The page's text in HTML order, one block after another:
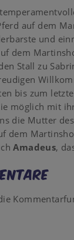
auf dem
und
dem
Stall zu
bis zum
möglich mit
die Mutter
dem
Amadeus,